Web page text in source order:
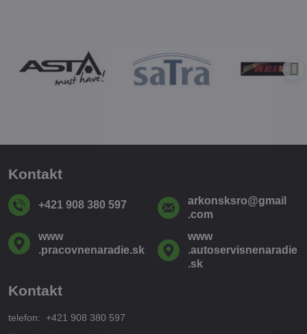
Kontakt
+421 908 380 597
arkonsksro​@gmail​
.com
www​
.pracovnenaradie​.sk
www​
.autoservisnenaradie​
.sk
Kontakt
telefon: +421 908 380 597